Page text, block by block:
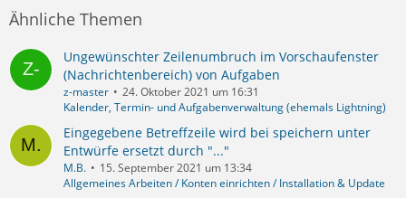
Ähnliche Themen
Ungewünschter Zeilenumbruch im Vorschaufenster
(Nachrichtenbereich) von Aufgaben
z-master
24. Oktober 2021 um 16:31
Kalender, Termin- und Aufgabenverwaltung (ehemals Lightning)
Eingegebene Betreffzeile wird bei speichern unter
Entwürfe ersetzt durch "..."
M.B.
15. September 2021 um 13:34
Allgemeines Arbeiten / Konten einrichten / Installation & Update